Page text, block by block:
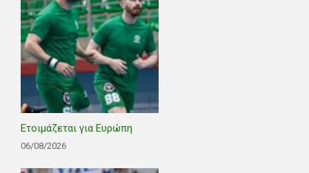
Ετοιμάζεται για Ευρώπη
06/08/2026